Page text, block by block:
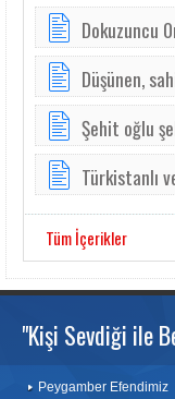
Dokuzuncu
Düşünen,
Şehit oğlu
Türkistanlı
Tüm İçerikler
"Kişi Sevdiği ile
Peygamber Efendimiz